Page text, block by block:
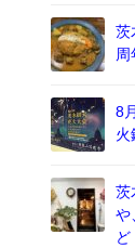
茨
周
8
火
茨
や
ど